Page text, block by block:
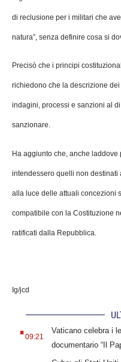
di reclusione per i militari che
natura”, senza definire cosa si
Precisò che i principi
richiedono che la descrizione
indagini, processi e sanzioni al
sanzionare.
Ha aggiunto che, anche laddove
intendessero quelli non destinati
alla luce delle attuali concezioni
compatibile con la Costituzione
ratificati dalla Repubblica.
Ig/jcd
.09:21
Vaticano celebra i
documentario “Il